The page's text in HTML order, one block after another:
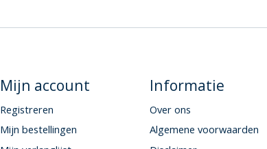
Mijn account
Registreren
Mijn bestellingen
Informatie
Over ons
Algemene voorwaarden